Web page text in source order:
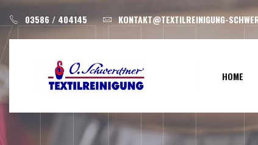
content
03586 / 404145 KONTAKT@TEXTILREINIGUNG-
HOME